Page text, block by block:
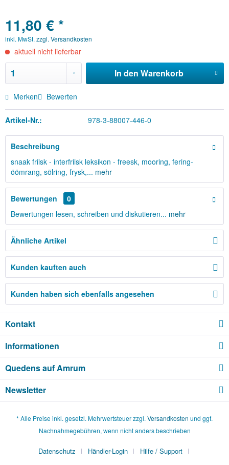
11,80 € *
inkl. MwSt. zzgl. Versandkosten
aktuell nicht lieferbar
In den Warenkorb
Merken Bewerten
Artikel-Nr.: 978-3-88007-446-0
Beschreibung
snaak friisk - interfriisk leksikon - freesk, mooring, fering-
öömrang, sölring, frysk,... mehr
Bewertungen
0
Bewertungen lesen, schreiben und diskutieren... mehr
Ähnliche Artikel
Kunden kauften auch
Kunden haben sich ebenfalls angesehen
Kontakt
Informationen
Quedens auf Amrum
Newsletter
* Alle Preise inkl. gesetzl. Mehrwertsteuer zzgl. Versandkosten und ggf.
Nachnahmegebühren, wenn nicht anders beschrieben
Datenschutz Händler-Login
Hilfe / Support